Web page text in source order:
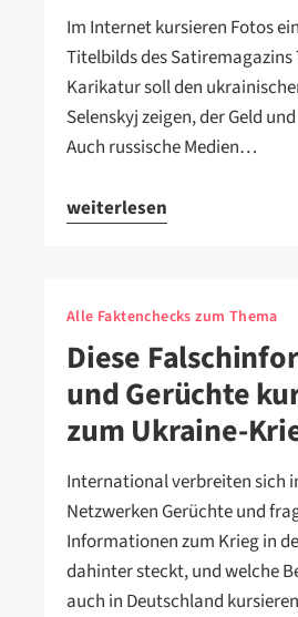
Im Internet kursieren Fotos
Titelbilds des Satiremagazins
Karikatur soll den
Selenskyj zeigen, der Geld
Auch russische Medien…
weiterlesen
Alle Faktenchecks zum Thema
Diese
und Gerüchte
zum Ukraine-
International verbreiten sich
Netzwerken Gerüchte und
Informationen zum Krieg in
dahinter steckt, und welche
auch in Deutschland